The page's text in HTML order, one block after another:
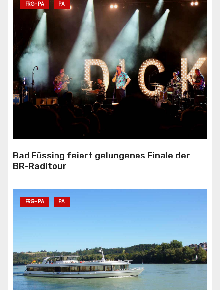
FRG-PA PA
Bad Füssing feiert gelungenes Finale der
BR-Radltour
FRG-PA PA